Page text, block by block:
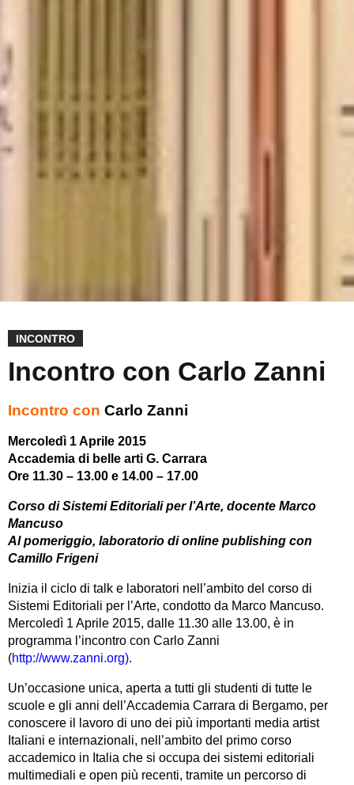
INCONTRO
Incontro con Carlo Zanni
Incontro con Carlo Zanni
Mercoledì 1 Aprile 2015
Accademia di belle arti G. Carrara
Ore 11.30 – 13.00 e 14.00 – 17.00
Corso di Sistemi Editoriali per l’Arte, docente Marco
Mancuso
Al pomeriggio, laboratorio di online publishing con
Camillo Frigeni
Inizia il ciclo di talk e laboratori nell’ambito del corso di
Sistemi Editoriali per l’Arte, condotto da Marco Mancuso.
Mercoledì 1 Aprile 2015, dalle 11.30 alle 13.00, è in
programma l’incontro con Carlo Zanni
(http://www.zanni.org).
Un’occasione unica, aperta a tutti gli studenti di tutte le
scuole e gli anni dell’Accademia Carrara di Bergamo, per
conoscere il lavoro di uno dei più importanti media artist
Italiani e internazionali, nell’ambito del primo corso
accademico in Italia che si occupa dei sistemi editoriali
multimediali e open più recenti, tramite un percorso di